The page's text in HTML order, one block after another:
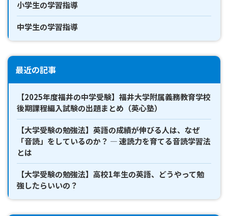
小学生の学習指導
中学生の学習指導
最近の記事
【2025年度福井の中学受験】福井大学附属義務教育学校
後期課程編入試験の出題まとめ（英心塾）
【大学受験の勉強法】英語の成績が伸びる人は、なぜ
「音読」をしているのか？ ― 速読力を育てる音読学習法
とは
【大学受験の勉強法】高校1年生の英語、どうやって勉
強したらいいの？